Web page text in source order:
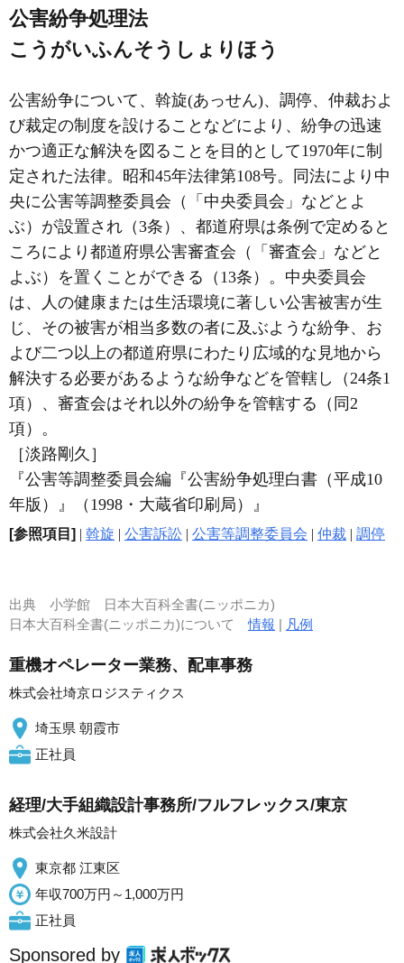
公害紛争処理法
こうがいふんそうしょりほう
公害紛争について、斡旋(あっせん)、調停、仲裁およ
び裁定の制度を設けることなどにより、紛争の迅速
かつ適正な解決を図ることを目的として1970年に制
定された法律。昭和45年法律第108号。同法により中
央に公害等調整委員会（「中央委員会」などとよ
ぶ）が設置され（3条）、都道府県は条例で定めると
ころにより都道府県公害審査会（「審査会」などと
よぶ）を置くことができる（13条）。中央委員会
は、人の健康または生活環境に著しい公害被害が生
じ、その被害が相当多数の者に及ぶような紛争、お
よび二つ以上の都道府県にわたり広域的な見地から
解決する必要があるような紛争などを管轄し（24条1
項）、審査会はそれ以外の紛争を管轄する（同2
項）。
［淡路剛久］
『公害等調整委員会編『公害紛争処理白書（平成10
年版）』（1998・大蔵省印刷局）』
[参照項目] | 斡旋 | 公害訴訟 | 公害等調整委員会 | 仲裁 | 調停
出典 小学館 日本大百科全書(ニッポニカ)
日本大百科全書(ニッポニカ)について情報 | 凡例
重機オペレーター業務、配車事務
株式会社埼京ロジスティクス
埼玉県 朝霞市
正社員
経理/大手組織設計事務所/フルフレックス/東京
株式会社久米設計
東京都 江東区
年収700万円～1,000万円
正社員
Sponsored by